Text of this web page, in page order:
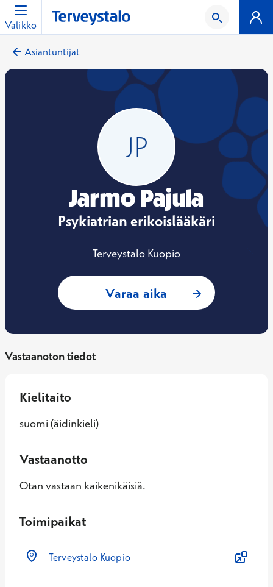
Valikko
Asiantuntijat
Jarmo Pajula
Psykiatrian erikoislääkäri
Terveystalo Kuopio
Varaa aika : Jarmo Pajula,
Vastaanoton tiedot
Kielitaito
suomi (äidinkieli)
Vastaanotto
Otan vastaan kaikenikäisiä.
Toimipaikat
Terveystalo Kuopio